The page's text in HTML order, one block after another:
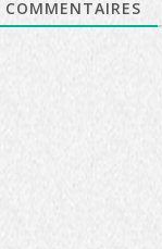
COMMENTAIRES